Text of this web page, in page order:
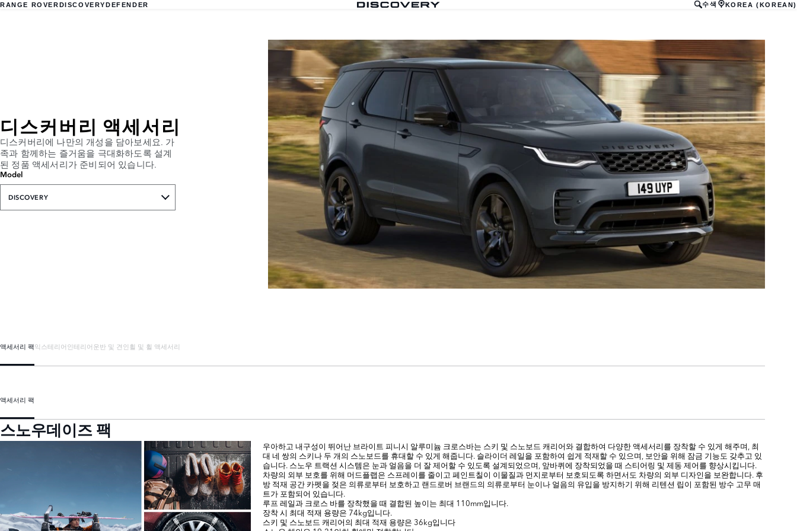
RANGE ROVERDISCOVERYDEFENDER 수색 KOREA (KOREAN)
디스커버리 액세서리
디스커버리에 나만의 개성을 담아보세요. 가
족과 함께하는 즐거움을 극대화하도록 설계
된 정품 액세서리가 준비되어 있습니다.
Model
DISCOVERY
액세서리 팩익스테리어인테리어운반 및 견인휠 및 휠 액세서리
액세서리 팩
스노우데이즈 팩
우아하고 내구성이 뛰어난 브라이트 피니시 알루미늄 크로스바는 스키 및 스노보드 캐리어와 결합하여 다양한 액세서리를 장착할 수 있게 해주며, 최
대 네 쌍의 스키나 두 개의 스노보드를 휴대할 수 있게 해줍니다. 슬라이더 레일을 포함하여 쉽게 적재할 수 있으며, 보안을 위해 잠금 기능도 갖추고 있
습니다. 스노우 트랙션 시스템은 눈과 얼음을 더 잘 제어할 수 있도록 설계되었으며, 앞바퀴에 장착되었을 때 스티어링 및 제동 제어를 향상시킵니다.
차량의 외부 보호를 위해 머드플랩은 스프레이를 줄이고 페인트칠이 이물질과 먼지로부터 보호되도록 하면서도 차량의 외부 디자인을 보완합니다. 후
방 적재 공간 카펫을 젖은 의류로부터 보호하고 랜드로버 브랜드의 의류로부터 눈이나 얼음의 유입을 방지하기 위해 리텐션 립이 포함된 방수 고무 매
트가 포함되어 있습니다.
루프 레일과 크로스 바를 장착했을 때 결합된 높이는 최대 110mm입니다.
장착 시 최대 적재 용량은 74kg입니다.
스키 및 스노보드 캐리어의 최대 적재 용량은 36kg입니다